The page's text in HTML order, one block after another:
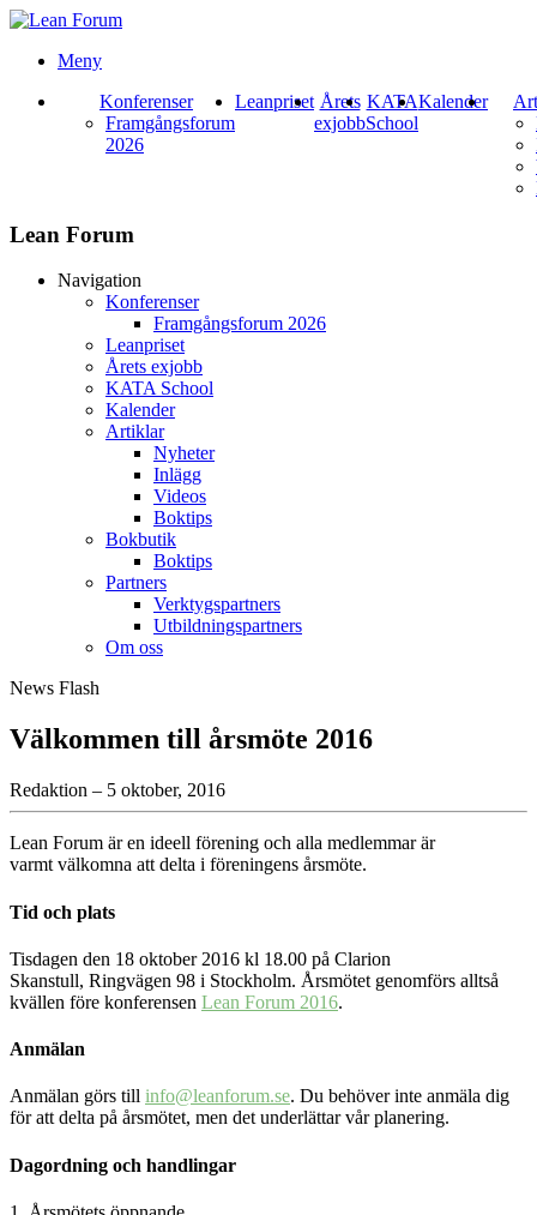
Meny
Konferenser
Framgångsforum
2026
Leanpriset Årets
exjobb
KATA
School
Kalender
Lean Forum
Navigation
Konferenser
Framgångsforum 2026
Leanpriset
Årets exjobb
KATA School
Kalender
Artiklar
Nyheter
Inlägg
Videos
Boktips
Bokbutik
Boktips
Partners
Verktygspartners
Utbildningspartners
Om oss
News Flash
Välkommen till årsmöte 2016
Redaktion – 5 oktober, 2016
Lean Forum är en ideell förening och alla medlemmar är
varmt välkomna att delta i föreningens årsmöte.
Tid och plats
Tisdagen den 18 oktober 2016 kl 18.00 på Clarion
Skanstull, Ringvägen 98 i Stockholm. Årsmötet genomförs alltså
kvällen före konferensen Lean Forum 2016.
Anmälan
Anmälan görs till info@leanforum.se. Du behöver inte anmäla dig
för att delta på årsmötet, men det underlättar vår planering.
Dagordning och handlingar